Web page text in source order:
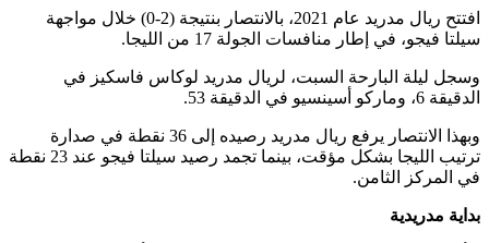
افتتح ريال مدريد عام 2021، بالانتصار بنتيجة (2-0) خلال مواجهة
سيلتا فيجو، في إطار منافسات الجولة 17 من الليجا.
وسجل ليلة البارحة السبت، لريال مدريد لوكاس فاسكيز في
الدقيقة 6، وماركو أسينسيو في الدقيقة 53.
وبهذا الانتصار يرفع ريال مدريد رصيده إلى 36 نقطة في صدارة
ترتيب الليجا بشكل مؤقت، بينما تجمد رصيد سيلتا فيجو عند 23 نقطة
في المركز الثامن.
بداية مدريدية